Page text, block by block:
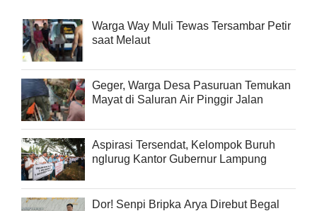
Warga Way Muli Tewas Tersambar Petir
saat Melaut
Geger, Warga Desa Pasuruan Temukan
Mayat di Saluran Air Pinggir Jalan
Aspirasi Tersendat, Kelompok Buruh
nglurug Kantor Gubernur Lampung
Dor! Senpi Bripka Arya Direbut Begal